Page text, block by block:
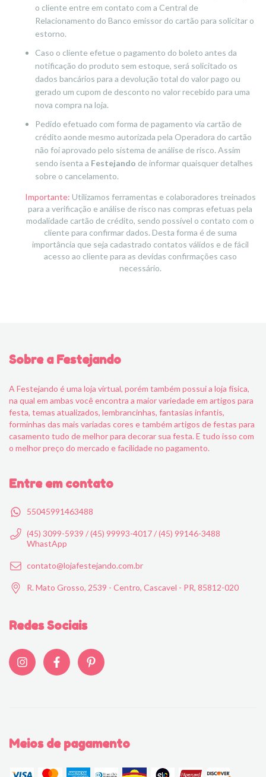
o cliente entre em contato com a Central de
Relacionamento do Banco emissor do cartão para solicitar o
estorno.
Caso o cliente efetue o pagamento do boleto antes da
notificação do produto sem estoque, será solicitado os
dados bancários para a devolução total do valor pago ou
gerado um cupom de desconto no valor recebido para uma
nova compra na loja.
Pedido efetuado com forma de pagamento via cartão de
crédito aonde mesmo autorizada pela Operadora do cartão
não foi aprovado pelo sistema de análise de risco. Assim
sendo isenta a Festejando de informar quaisquer detalhes
sobre o cancelamento.
Importante: Utilizamos ferramentas e colaboradores treinados
para a verificação e análise de risco nas compras efetuas pela
modalidade cartão de crédito, sendo possível o contato com o
cliente para confirmar dados. Desta forma é de suma
importância que seja cadastrado contatos válidos e de fácil
acesso ao cliente para as devidas confirmações caso
necessário.
Sobre a Festejando
A Festejando é uma loja virtual, porém também possui a loja física,
na qual em ambas você encontra a maior variedade em artigos para
festa, temas atualizados, lembrancinhas, fantasias infantis,
forminhas das mais variadas cores e também artigos de festas para
casamento tudo de melhor para decorar sua festa. E tudo isso com
o melhor preço do mercado e facilidade no pagamento.
Entre em contato
55045991463488
(45) 3099-5939 / (45) 99993-4017 / (45) 99146-3488
WhastApp
contato@lojafestejando.com.br
R. Mato Grosso, 2539 - Centro, Cascavel - PR, 85812-020
Redes Sociais
Meios de pagamento